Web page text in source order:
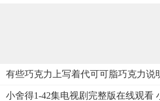
有些巧克力上写着代可可脂巧克力说
小舍得1-42集电视剧完整版在线观看